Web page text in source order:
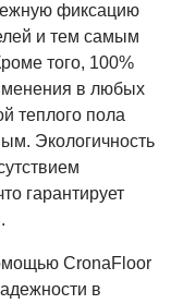
фиксацию
и тем самым
того, 100%
в любых
теплого пола
Экологичность
гарантирует
CronaFloor
в